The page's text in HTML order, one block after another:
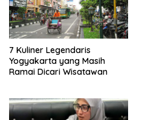
7 Kuliner Legendaris
Yogyakarta yang Masih
Ramai Dicari Wisatawan